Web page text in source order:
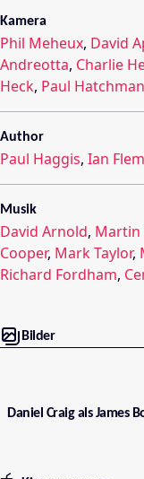
Kamera
Phil Meheux, David
Andreotta, Charlie
Heck, Paul Hatchman
Author
Paul Haggis, Ian
Musik
David Arnold, Martin
Cooper, Mark Taylor,
Richard Fordham,
Bilder
Daniel Craig als James